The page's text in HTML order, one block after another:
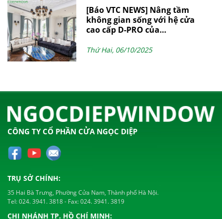
[Báo VTC NEWS] Nâng tầm
không gian sống với hệ cửa
cao cấp D-PRO của
Thứ Hai, 06/10/2025
CÔNG TY CỔ PHẦN CỬA NGỌC DIỆP
TRỤ SỞ CHÍNH:
35 Hai Bà Trưng, Phường Cửa Nam, Thành phố Hà Nội.
Tel:024. 3941. 3818- Fax:024. 3941. 3819
CHI NHÁNH TP. HỒ CHÍ MINH: